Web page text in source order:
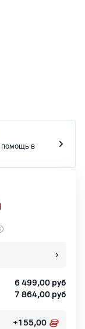
помощь в
6 499,00 руб
7 864,00 руб
+155,00